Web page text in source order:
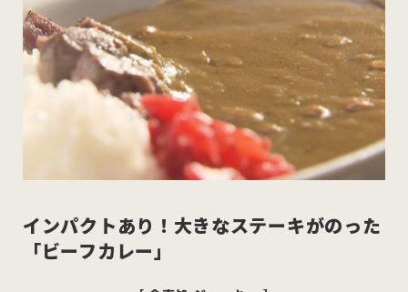
ラーメン カレー
パスタ 寿司
インパクトあり！大きなステーキがのった
「ビーフカレー」